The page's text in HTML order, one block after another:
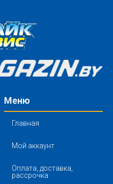
Меню
Главная
Мой аккаунт
Оплата, доставка,
рассрочка